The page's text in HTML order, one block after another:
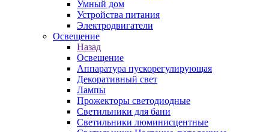
Умный дом
Устройства питания
Электродвигатели
Освещение
Назад
Освещение
Аппаратура пускорегулирующая
Декоративный свет
Лампы
Прожекторы светодиодные
Светильники для бани
Светильники люминисцентные